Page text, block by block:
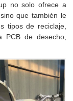
no solo ofrece a
que también le
tipos de reciclaje,
PCB de desecho,